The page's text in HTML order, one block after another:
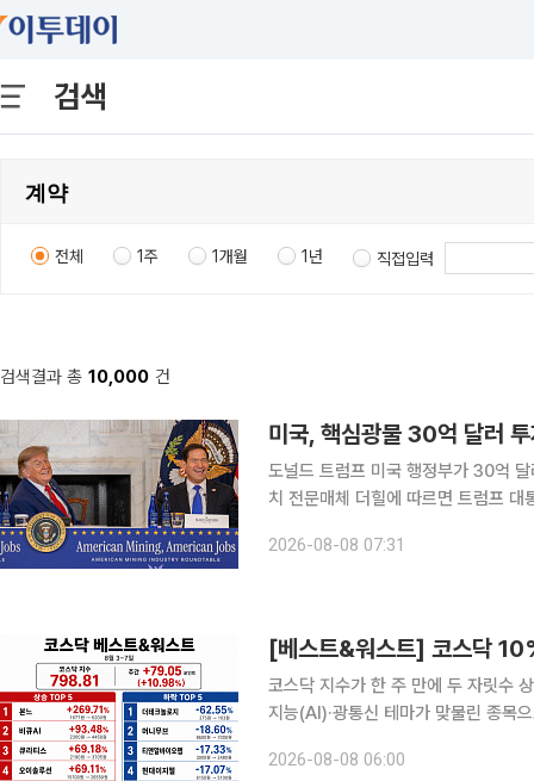
검색
전체 1주 1개월 1년 직접입력
검색결과 총 10,000 건
미국, 핵심광물 30억 달러
도널드 트럼프 미국 행정부가 30억 달러 규모의
치 전문매체 더힐에 따르면 트럼프
놀로지스와 14억 달러 규모 대출 계
2026-08-08 07:31
코스닥 지수가 한 주 만에 두 자릿수
지능(AI)·광통신 테마가 맞물린 종목
코스닥 지수는 전주 대비 79.05포인
2026-08-08 06:00